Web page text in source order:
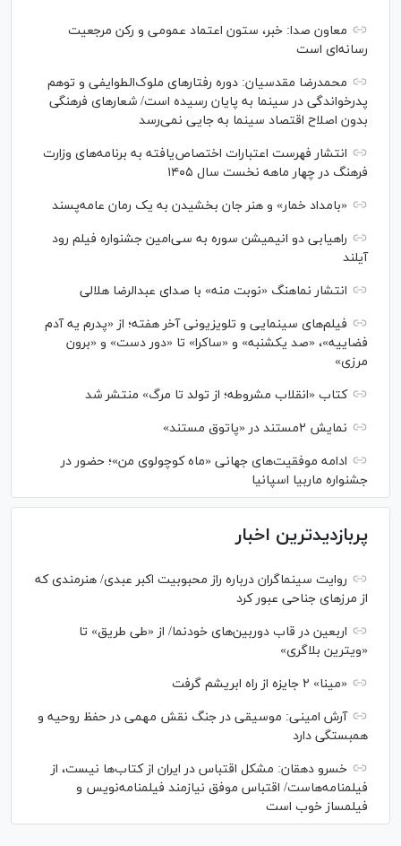
معاون صدا: خبر، ستون اعتماد عمومی و رکن مرجعیت
رسانه‌ای است
محمدرضا مقدسیان: دوره رفتارهای ملوک‌الطوایفی و توهم
پدرخواندگی در سینما به پایان رسیده است/ شعارهای فرهنگی
بدون اصلاح اقتصاد سینما به جایی نمی‌رسد
انتشار فهرست اعتبارات اختصاص‌یافته به برنامه‌های وزارت
فرهنگ در چهار ماهه نخست سال ۱۴۰۵
«بامداد خمار» و هنر جان بخشیدن به یک رمان عامه‌پسند
راهیابی دو انیمیشن سوره به سی‌امین جشنواره فیلم رود
آیلند
انتشار نماهنگ «نوبت منه» با صدای عبدالرضا هلالی
فیلم‌های سینمایی و تلویزیونی آخر هفته؛ از «پدرم یه آدم
فضاییه»، «صد یکشنبه» و «ساکرا» تا «دور دست» و «برون
مرزی»
کتاب «انقلاب مشروطه؛ از تولد تا مرگ» منتشر شد
نمایش ۲مستند در «پاتوق مستند»
ادامه موفقیت‌های جهانی «ماه کوچولوی من»؛ حضور در
جشنواره ماربیا اسپانیا
پربازدیدترین اخبار
روایت سینماگران درباره راز محبوبیت اکبر عبدی/ هنرمندی که
از مرزهای جناحی عبور کرد
اربعین در قاب دوربین‌های خودنما/ از «طی طریق» تا
«ویترین بلاگری»
«مینا» ۲ جایزه از راه ابریشم گرفت
آرش امینی: موسیقی در جنگ نقش مهمی در حفظ روحیه و
همبستگی دارد
خسرو دهقان: مشکل اقتباس در ایران از کتاب‌ها نیست، از
فیلمنامه‌هاست/ اقتباس موفق نیازمند فیلمنامه‌نویس و
فیلمساز خوب است